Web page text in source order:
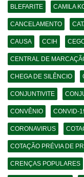
BLEFARITE CAMILA
CANCELAMENTO
CAUSA CCIH
CENTRAL DE
CHEGA DE SILÊNCIO
CONJUNTIVITE
CONVÊNIO CONVID-
CORONAVIRUS
COTAÇÃO PRÉVIA DE
CRENÇAS POPULARES